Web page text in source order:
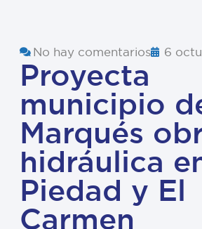
No hay comentarios 6
Proyecta
municipio
Marqués
hidráulica
Piedad y El
Carmen